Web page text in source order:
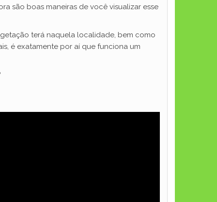
são boas maneiras de você visualizar esse
terá naquela localidade, bem como
é exatamente por aí que funciona um